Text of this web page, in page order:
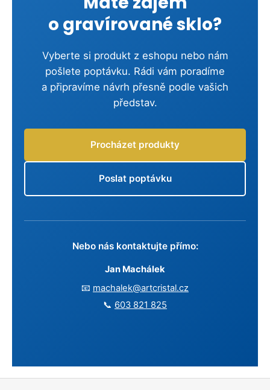
o gravírované sklo?
Vyberte si produkt z eshopu nebo nám
pošlete poptávku. Rádi vám poradíme
a připravíme návrh přesně podle vašich
představ.
Procházet produkty
Poslat poptávku
Nebo nás kontaktujte přímo:
Jan Machálek
📧 machalek@artcristal.cz
📞 603 821 825